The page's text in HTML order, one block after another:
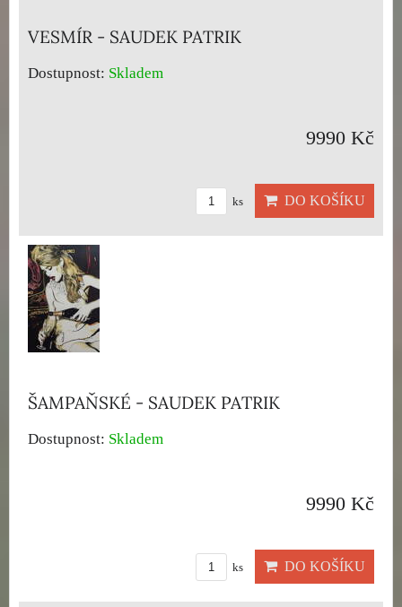
VESMÍR - SAUDEK PATRIK
Dostupnost: Skladem
9990 Kč
ks DO KOŠÍKU
ŠAMPAŇSKÉ - SAUDEK PATRIK
Dostupnost: Skladem
9990 Kč
ks DO KOŠÍKU